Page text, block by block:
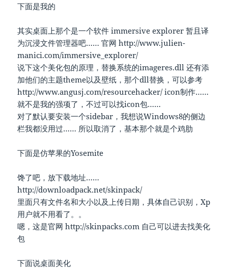
下面是我的
其实桌面上那个是一个软件 immersive explorer 暂且译
为沉浸文件管理器吧…… 官网 http://www.julien-
manici.com/immersive_explorer/
说下这个美化包的原理，替换系统的imageres.dll 还有添
加他们的主题theme以及壁纸，那个dll替换，可以参考
http://www.angusj.com/resourcehacker/ icon制作……
就不是我的强项了，不过可以找icon包……
对了默认要安装一个sidebar，我想说Windows8的侧边
栏我都没用过…… 所以取消了，基本那个就是个鸡肋
下面是仿苹果的Yosemite
馋了吧，放下载地址……
http://downloadpack.net/skinpack/
里面只有文件名和大小以及上传日期，具体自己识别，Xp
用户就不用看了。。
嗯，这是官网 http://skinpacks.com 自己可以进去找美化
包
下面说桌面美化